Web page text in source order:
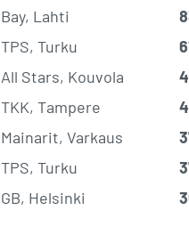
Bay, Lahti
TPS, Turku
All Stars, Kouvola
TKK, Tampere
Mainarit, Varkaus
TPS, Turku
GB, Helsinki